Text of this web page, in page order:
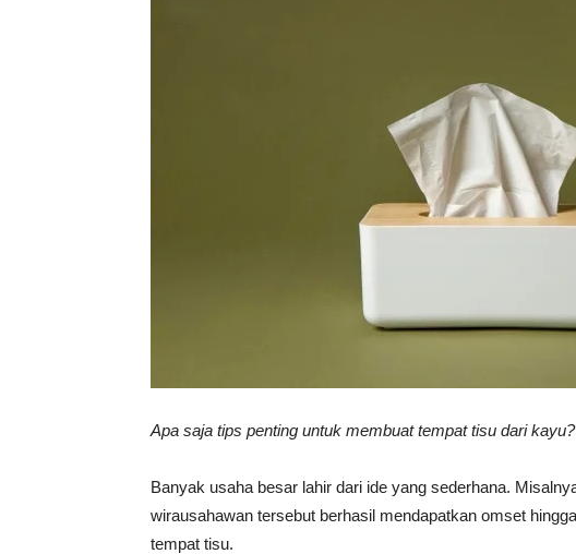
Vinyl
Cepat
Kuat
&
Apa saja tips penting untuk membuat tempat tisu dari
Banyak usaha besar lahir dari ide yang sederhana.
wirausahawan tersebut berhasil mendapatkan omset
tempat tisu.